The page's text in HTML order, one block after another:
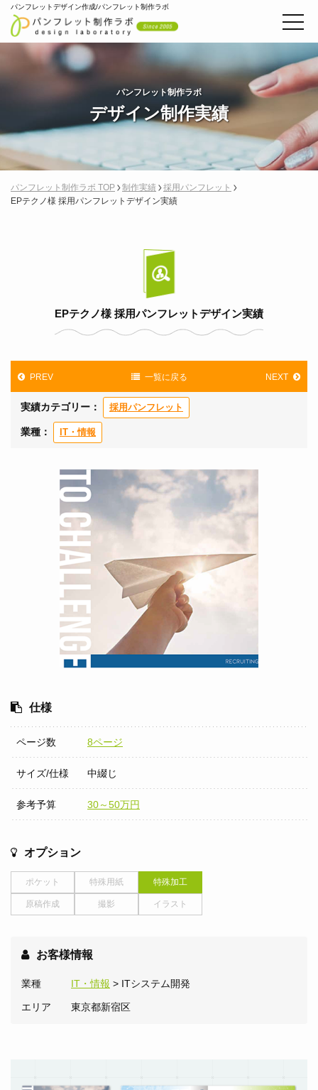
パンフレットデザイン作成/パンフレット制作ラボ
パンフレット制作ラボ
デザイン制作実績
パンフレット制作ラボ TOP 制作実績
採用パンフレット
EPテクノ様 採用パンフレットデザイン実績
EPテクノ様 採用パンフレットデザイン実績
PREV 一覧に戻る NEXT
実績カテゴリー： 採用パンフレット
業種： IT・情報
仕様
ページ数 8ページ
サイズ/仕様 中綴じ
参考予算 30～50万円
オプション
ポケット 特殊用紙 特殊加工
原稿作成 撮影 イラスト
お客様情報
業種 IT・情報 > ITシステム開発
エリア 東京都新宿区